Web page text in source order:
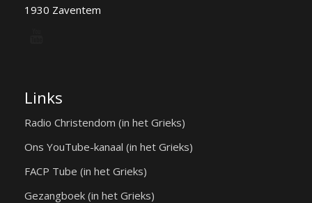
1930 Zaventem
Links
Radio Christendom (in het Grieks)
Ons YouTube-kanaal (in het Grieks)
FACP Tube (in het Grieks)
Gezangboek (in het Grieks)